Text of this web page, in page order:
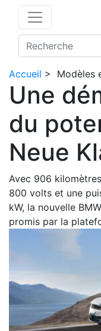
Accueil > Modèles
Une
du
Neue
Avec 906
800 volts et une
kW, la nouvelle
promis par la